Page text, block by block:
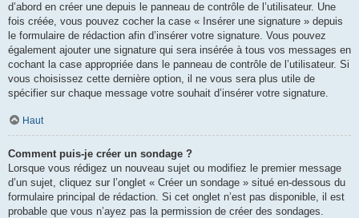
d’abord en créer une depuis le panneau de contrôle de l’utilisateur. Une
fois créée, vous pouvez cocher la case « Insérer une signature » depuis
le formulaire de rédaction afin d’insérer votre signature. Vous pouvez
également ajouter une signature qui sera insérée à tous vos messages en
cochant la case appropriée dans le panneau de contrôle de l’utilisateur. Si
vous choisissez cette dernière option, il ne vous sera plus utile de
spécifier sur chaque message votre souhait d’insérer votre signature.
Haut
Comment puis-je créer un sondage ?
Lorsque vous rédigez un nouveau sujet ou modifiez le premier message
d’un sujet, cliquez sur l’onglet « Créer un sondage » situé en-dessous du
formulaire principal de rédaction. Si cet onglet n’est pas disponible, il est
probable que vous n’ayez pas la permission de créer des sondages.